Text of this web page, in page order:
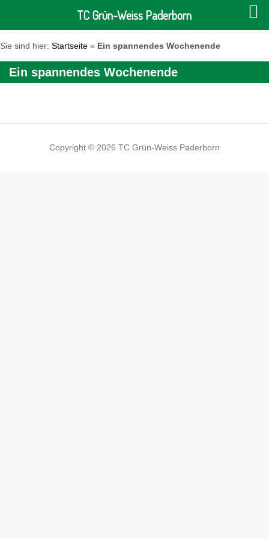
Sie sind hier: Startseite » Ein spannendes Wochenende
Ein spannendes Wochenende
Copyright © 2026 TC Grün-Weiss Paderborn
TC Grün-Weiss Paderborn